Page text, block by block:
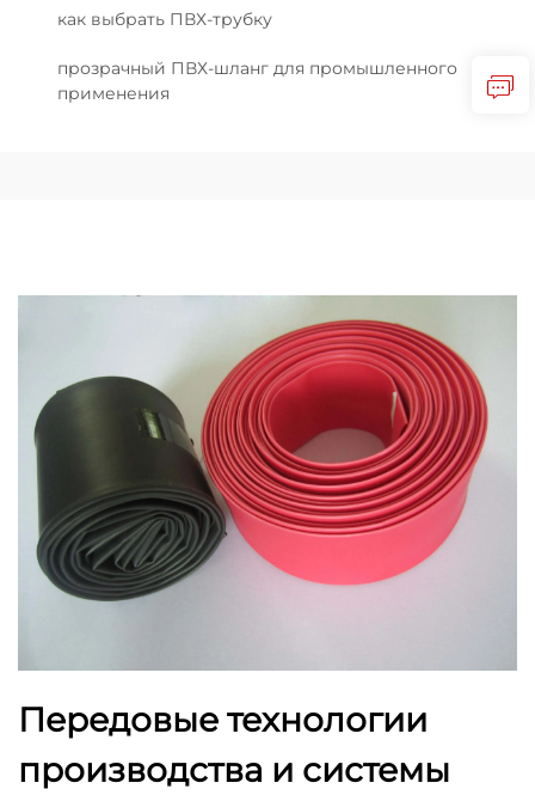
как выбрать ПВХ-трубку
прозрачный ПВХ-шланг для промышленного
применения
Передовые технологии
производства и системы